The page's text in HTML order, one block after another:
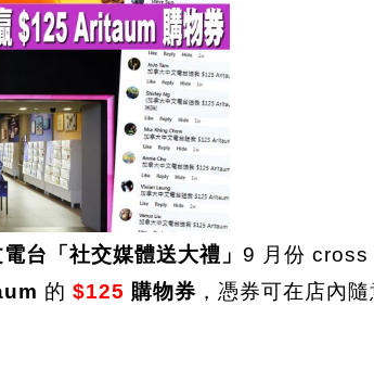
台「社交媒體送大禮」 9 月份 cross
的 $125 購物券 ，憑券可在店內